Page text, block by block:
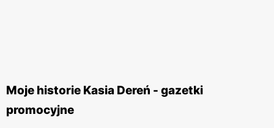
Moje historie Kasia Dereń - gazetki
promocyjne